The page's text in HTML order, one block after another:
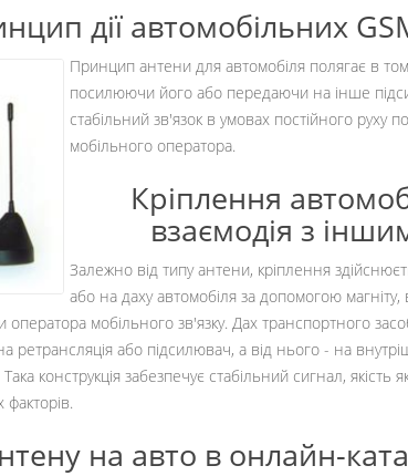
дії автомобільних
Принцип антени для автомобіля полягає в
посилюючи його або передаючи на інше
стабільний зв'язок в умовах постійного руху
мобільного оператора.
Кріплення
взаємодія з
Залежно від типу антени, кріплення
або на даху автомобіля за допомогою
оператора мобільного зв'язку. Дах транспортного
ретрансляція або підсилювач, а від нього - на
конструкція забезпечує стабільний сигнал, якість
на авто в онлайн-